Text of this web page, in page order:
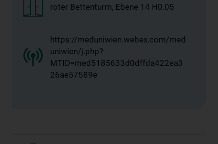
roter Bettenturm, Ebene 14 H0.05
https://meduniwien.webex.com/med
uniwien/j.php?
MTID=med5185633d0dffda422ea3
26ae57589e